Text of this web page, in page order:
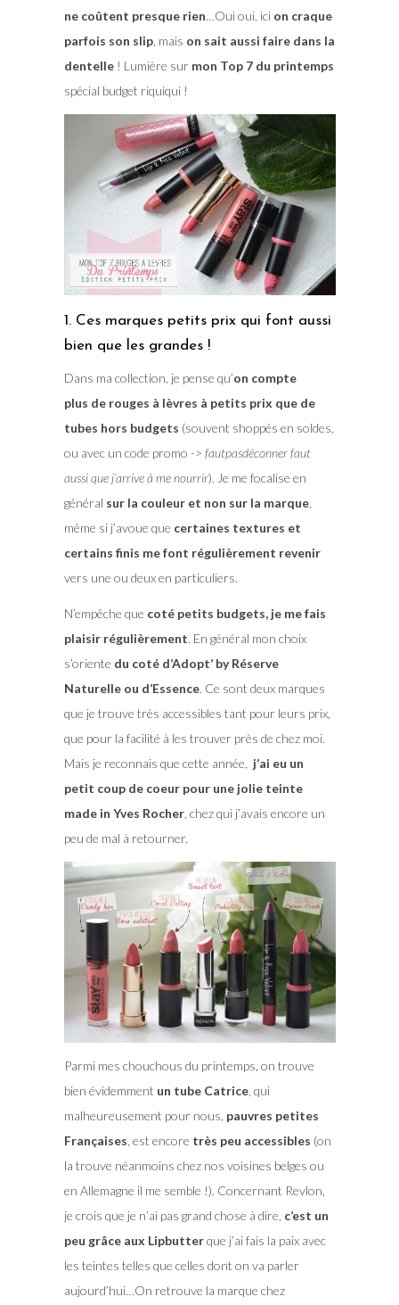
ne coûtent presque rien…Oui oui, ici on craque
parfois son slip, mais on sait aussi faire dans la
dentelle! Lumière sur mon Top 7 du printemps
spécial budget riquiqui !
1. Ces marques petits prix qui font aussi
bien que les grandes !
Dans ma collection, je pense qu’on compte
plus de rouges à lèvres à petits prix que de
tubes hors budgets (souvent shoppés en soldes,
ou avec un code promo -> fautpasdéconner faut
aussi que j’arrive à me nourrir). Je me focalise en
général sur la couleur et non sur la marque,
même si j’avoue que certaines textures et
certains finis me font régulièrement revenir
vers une ou deux en particuliers.
N’empêche que coté petits budgets, je me fais
plaisir régulièrement. En général mon choix
s’oriente du coté d’Adopt’ by Réserve
Naturelle ou d’Essence. Ce sont deux marques
que je trouve très accessibles tant pour leurs prix,
que pour la facilité à les trouver près de chez moi.
Mais je reconnais que cette année, j’ai eu un
petit coup de coeur pour une jolie teinte
made in Yves Rocher, chez qui j’avais encore un
peu de mal à retourner.
Parmi mes chouchous du printemps, on trouve
bien évidemment un tube Catrice, qui
malheureusement pour nous, pauvres petites
Françaises , est encore très peu accessibles (on
la trouve néanmoins chez nos voisines belges ou
en Allemagne il me semble !). Concernant Revlon,
je crois que je n’ai pas grand chose à dire, c’est un
peu grâce aux Lipbutterque j’ai fais la paix avec
les teintes telles que celles dont on va parler
aujourd’hui…On retrouve la marque chez